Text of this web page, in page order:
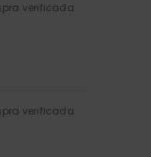
verificada
verificada